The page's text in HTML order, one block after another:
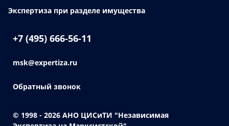
Экспертиза при разделе имущества
+7 (495) 666-56-11
msk@expertiza.ru
Обратный звонок
© 1998 - 2026 АНО ЦИСиТИ "Независимая